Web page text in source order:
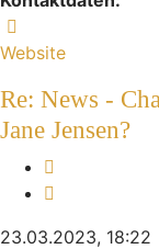
Website
Re: News -
Jane Jensen?
23.03.2023, 18:22